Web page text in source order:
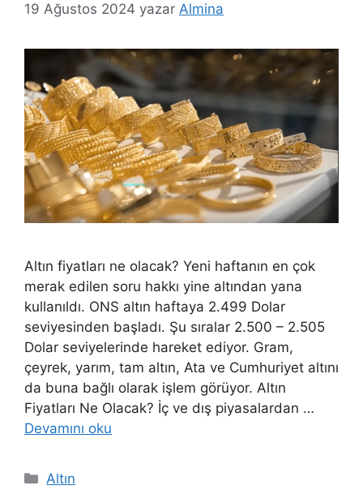
19 Ağustos 2024 yazar Almina
Altın fiyatları ne olacak? Yeni haftanın en çok
merak edilen soru hakkı yine altından yana
kullanıldı. ONS altın haftaya 2.499 Dolar
seviyesinden başladı. Şu sıralar 2.500 – 2.505
Dolar seviyelerinde hareket ediyor. Gram,
çeyrek, yarım, tam altın, Ata ve Cumhuriyet altını
da buna bağlı olarak işlem görüyor. Altın
Fiyatları Ne Olacak? İç ve dış piyasalardan …
Devamını oku
Kategoriler
Altın